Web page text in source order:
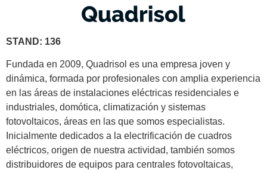
STAND: 136
Fundada en 2009, Quadrisol es una empresa joven y
dinámica, formada por profesionales con amplia experiencia
en las áreas de instalaciones eléctricas residenciales e
industriales, domótica, climatización y sistemas
fotovoltaicos, áreas en las que somos especialistas.
Inicialmente dedicados a la electrificación de cuadros
eléctricos, origen de nuestra actividad, también somos
distribuidores de equipos para centrales fotovoltaicas,